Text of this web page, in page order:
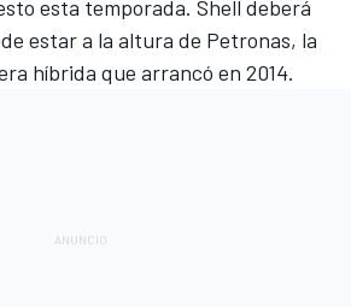
esta temporada. Shell deberá
estar a la altura de Petronas, la
híbrida que arrancó en 2014.